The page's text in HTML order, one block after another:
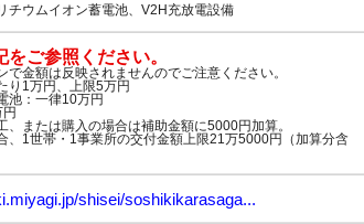
チウムイオン蓄電池、V2H充放電設備
ご参照ください。
金額は反映されませんのでご注意ください。
り1万円、上限5万円
池：一律10万円
または購入の場合は補助金額に5000円加算。
、1世帯・1事業所の交付金額上限21万5000円（加算分含
shisei/soshikikarasaga...